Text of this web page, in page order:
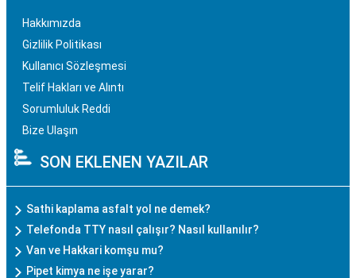
Hakkımızda
Gizlilik Politikası
Kullanıcı Sözleşmesi
Telif Hakları ve Alıntı
Sorumluluk Reddi
Bize Ulaşın
SON EKLENEN YAZILAR
Sathi kaplama asfalt yol ne demek?
Telefonda TTY nasıl çalışır? Nasıl kullanılır?
Van ve Hakkari komşu mu?
Pipet kimya ne işe yarar?